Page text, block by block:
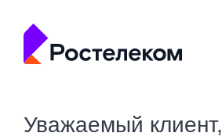
Уважаемый клиент,